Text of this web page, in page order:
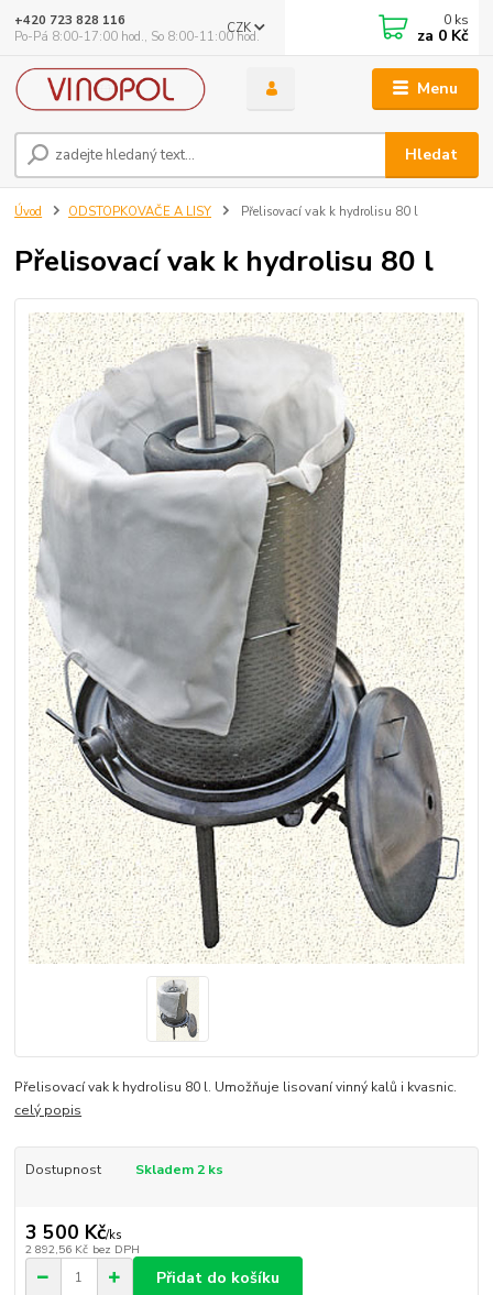
Menu
CZK
Hledat
+420 723 828 116
Po-Pá 8:00-17:00 hod., So 8:00-11:00 hod.
0 ks
za 0 Kč
Úvod ODSTOPKOVAČE A LISY Přelisovací vak k hydrolisu 80 l
Přelisovací vak k hydrolisu 80 l
Přelisovací vak k hydrolisu 80 l. Umožňuje lisovaní vinný kalů i kvasnic.
celý popis
Dostupnost Skladem 2 ks
3 500 Kč/ks
2 892,56 Kč bez DPH
Přidat do košíku